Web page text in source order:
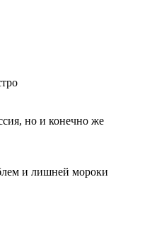
но и конечно же
и лишней мороки